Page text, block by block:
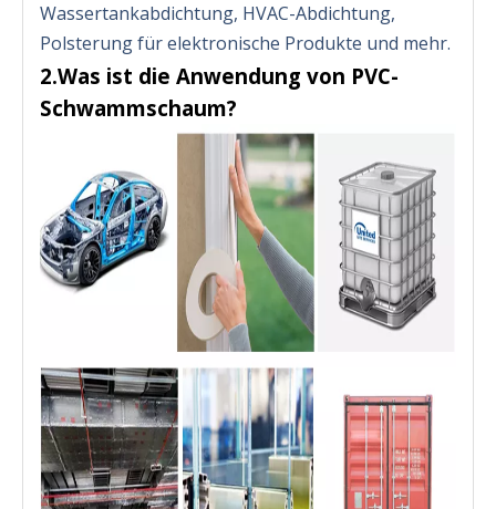
Wassertankabdichtung, HVAC-Abdichtung,
Polsterung für elektronische Produkte und mehr.
2.Was ist die Anwendung von PVC-
Schwammschaum?